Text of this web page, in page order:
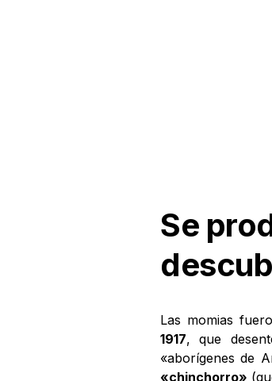
Se
Las momias
1917, que
«aborígenes de
«chinchorro»